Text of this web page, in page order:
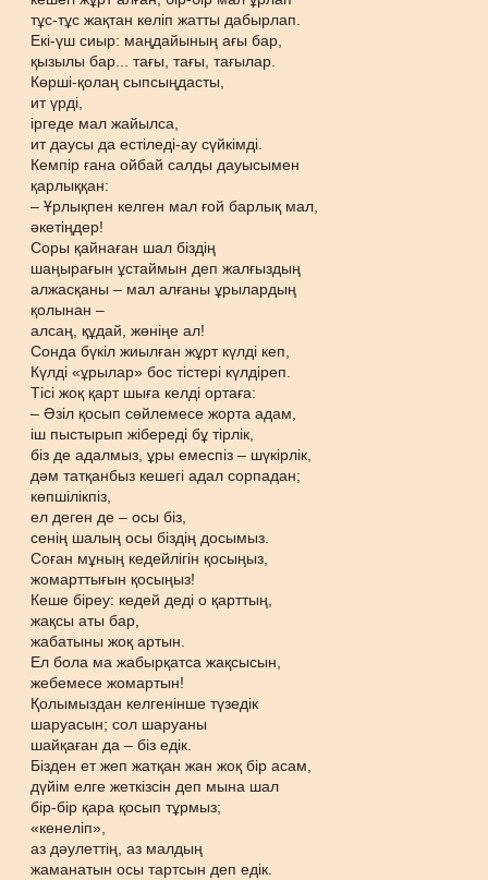
тұс-тұс жақтан келіп жатты дабырлап.
Екі-үш сиыр: маңдайының ағы бар,
қызылы бар... тағы, тағы, тағылар.
Көрші-қолаң сыпсыңдасты,
ит үрді,
іргеде мал жайылса,
ит даусы да естіледі-ау сүйкімді.
Кемпір ғана ойбай салды дауысымен
қарлыққан:
– Ұрлықпен келген мал ғой барлық мал,
әкетіңдер!
Соры қайнаған шал біздің
шаңырағын ұстаймын деп жалғыздың
алжасқаны – мал алғаны ұрылардың
қолынан –
алсаң, құдай, жөніңе ал!
Сонда бүкіл жиылған жұрт күлді кеп,
Күлді «ұрылар» бос тістері күлдіреп.
Тісі жоқ қарт шыға келді ортаға:
– Әзіл қосып сөйлемесе жорта адам,
іш пыстырып жібереді бұ тірлік,
біз де адалмыз, ұры емеспіз – шүкірлік,
дәм татқанбыз кешегі адал сорпадан;
көпшілікпіз,
ел деген де – осы біз,
сенің шалың осы біздің досымыз.
Соған мұның кедейлігін қосыңыз,
жомарттығын қосыңыз!
Кеше біреу: кедей деді о қарттың,
жақсы аты бар,
жабатыны жоқ артын.
Ел бола ма жабырқатса жақсысын,
жебемесе жомартын!
Қолымыздан келгенінше түзедік
шаруасын; сол шаруаны
шайқаған да – біз едік.
Бізден ет жеп жатқан жан жоқ бір асам,
дүйім елге жеткізсін деп мына шал
бір-бір қара қосып тұрмыз;
«кенеліп»,
аз дәулеттің, аз малдың
жаманатын осы тартсын деп едік.